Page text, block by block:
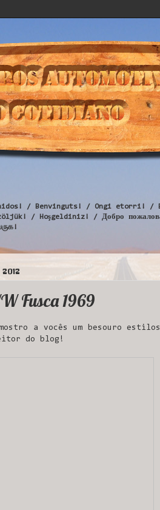
/ Benvinguts! / Ongi etorri! /
/ Hoşgeldiniz! / Добро
Fusca 1969
a vocês um besouro
do blog!